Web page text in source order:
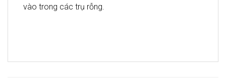
vào trong các trụ rỗng.